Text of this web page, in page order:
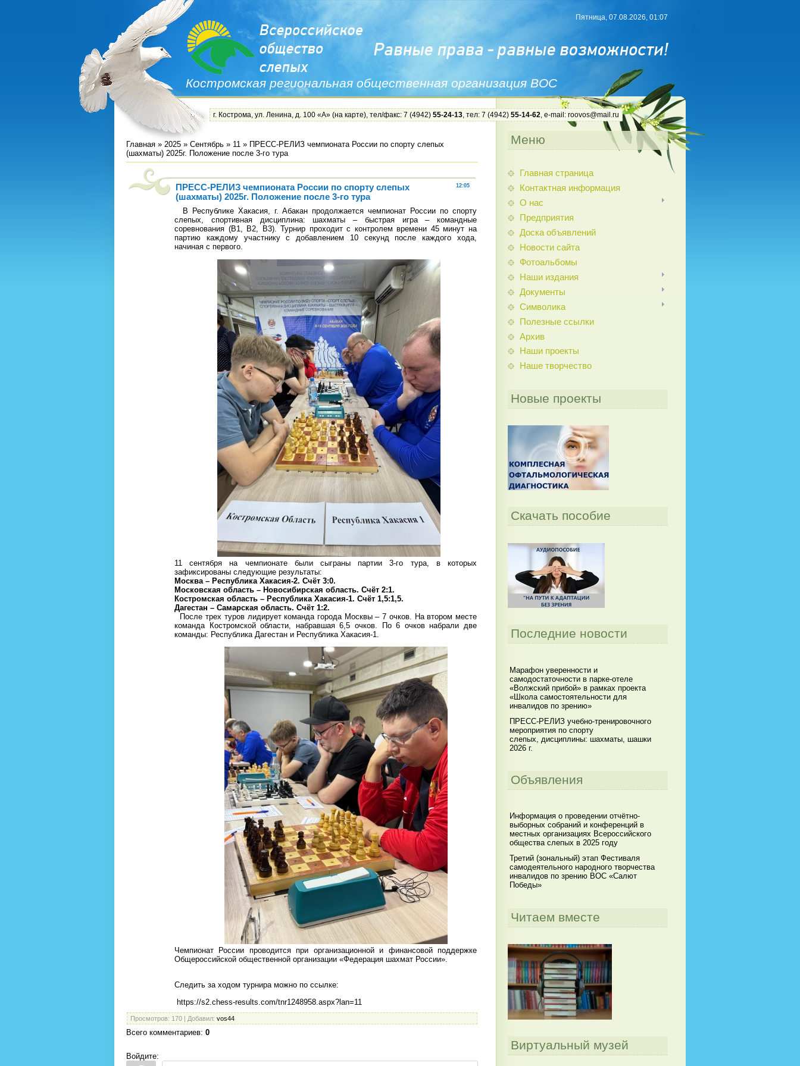
Костромская региональная общественная организация ВОС
Пятница, 07.08.2026, 01:07
г. Кострома, ул. Ленина, д. 100 «А» (на карте), тел/факс: 7 (4942) 55-24-13, тел: 7 (4942) 55-14-62, e-mail: roovos@mail.ru
Главная » 2025 » Сентябрь » 11 » ПРЕСС-РЕЛИЗ чемпионата России по спорту слепых
(шахматы) 2025г. Положение после 3-го тура
12:05
ПРЕСС-РЕЛИЗ чемпионата России по спорту слепых
(шахматы) 2025г. Положение после 3-го тура
В Республике Хакасия, г. Абакан продолжается чемпионат России по спорту
слепых, спортивная дисциплина: шахматы – быстрая игра – командные
соревнования (В1, В2, В3). Турнир проходит с контролем времени 45 минут на
партию каждому участнику с добавлением 10 секунд после каждого хода,
начиная с первого.
11 сентября на чемпионате были сыграны партии 3-го тура, в которых
зафиксированы следующие результаты:
Москва – Республика Хакасия-2. Счёт 3:0.
Московская область – Новосибирская область. Счёт 2:1.
Костромская область – Республика Хакасия-1. Счёт 1,5:1,5.
Дагестан – Самарская область. Счёт 1:2.
После трех туров лидирует команда города Москвы – 7 очков. На втором месте
команда Костромской области, набравшая 6,5 очков. По 6 очков набрали две
команды: Республика Дагестан и Республика Хакасия-1.
Чемпионат России проводится при организационной и финансовой поддержке
Общероссийской общественной организации «Федерация шахмат России».
Следить за ходом турнира можно по ссылке:
https://s2.chess-results.com/tnr1248958.aspx?lan=11
Просмотров: 170 | Добавил: vos44
Всего комментариев: 0
Войдите:
Меню
Главная страница
Контактная информация
О нас
Предприятия
Доска объявлений
Новости сайта
Фотоальбомы
Наши издания
Документы
Символика
Полезные ссылки
Архив
Наши проекты
Наше творчество
Новые проекты
Скачать пособие
Последние новости
Марафон уверенности и
самодостаточности в парке-отеле
«Волжский прибой» в рамках проекта
«Школа самостоятельности для
инвалидов по зрению»
ПРЕСС-РЕЛИЗ учебно-тренировочного
мероприятия по спорту
слепых, дисциплины: шахматы, шашки
2026 г.
Объявления
Информация о проведении отчётно-
выборных собраний и конференций в
местных организациях Всероссийского
общества слепых в 2025 году
Третий (зональный) этап Фестиваля
самодеятельного народного творчества
инвалидов по зрению ВОС «Салют
Победы»
Читаем вместе
Виртуальный музей